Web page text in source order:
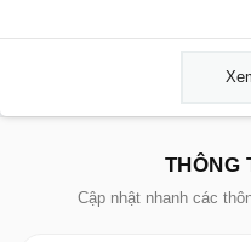
THÔNG
Cập nhật nhanh các